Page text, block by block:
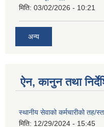
मिति: 03/02/2026 - 10:21
अन्य
ऐन, कानुन तथा
स्थानीय सेवाको कर्मचारीको तह/
मिति: 12/29/2024 - 15:45